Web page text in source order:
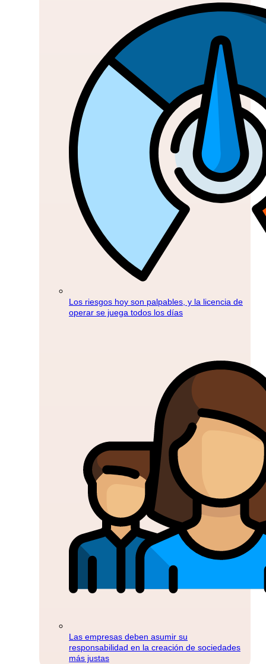
Los riesgos hoy son palpables, y la licencia de
operar se juega todos los días
Las empresas deben asumir su
responsabilidad en la creación de sociedades
más justas